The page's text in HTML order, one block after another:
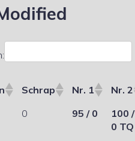
Schrap Nr. 1
Nr. 2
0 95 / 0
100 /
0 TQ